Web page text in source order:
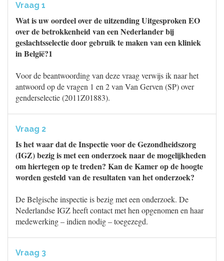
Vraag 1
Wat is uw oordeel over de uitzending Uitgesproken EO
over de betrokkenheid van een Nederlander bij
geslachtsselectie door gebruik te maken van een kliniek
in België?1
Voor de beantwoording van deze vraag verwijs ik naar het
antwoord op de vragen 1 en 2 van Van Gerven (SP) over
genderselectie (2011Z01883).
Vraag 2
Is het waar dat de Inspectie voor de Gezondheidszorg
(IGZ) bezig is met een onderzoek naar de mogelijkheden
om hiertegen op te treden? Kan de Kamer op de hoogte
worden gesteld van de resultaten van het onderzoek?
De Belgische inspectie is bezig met een onderzoek. De
Nederlandse IGZ heeft contact met hen opgenomen en haar
medewerking – indien nodig – toegezegd.
Vraag 3